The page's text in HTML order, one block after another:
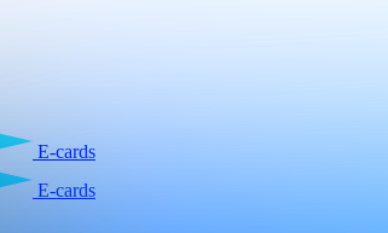
E-cards
E-cards